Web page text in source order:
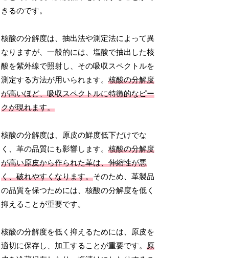
きるのです。
核酸の分解度は、抽出法や測定法によって異
なりますが、一般的には、塩酸で抽出した核
酸を紫外線で照射し、その吸収スペクトルを
測定する方法が用いられます。核酸の分解度
が高いほど、吸収スペクトルに特徴的なピー
クが現れます。
核酸の分解度は、原皮の鮮度低下だけでな
く、革の品質にも影響します。核酸の分解度
が高い原皮から作られた革は、伸縮性が悪
く、破れやすくなります。そのため、革製品
の品質を保つためには、核酸の分解度を低く
抑えることが重要です。
核酸の分解度を低く抑えるためには、原皮を
適切に保存し、加工することが重要です。原